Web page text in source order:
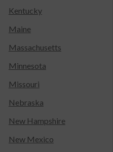
Kentucky
Maine
Massachusetts
Minnesota
Missouri
Nebraska
New Hampshire
New Mexico